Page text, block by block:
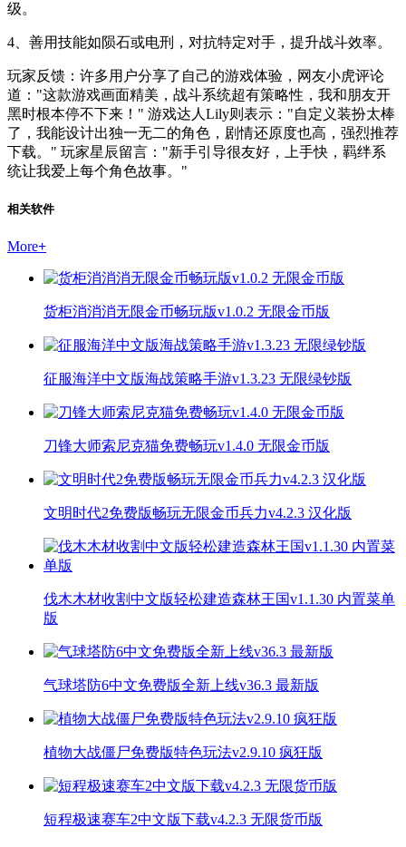
级。
4、善用技能如陨石或电刑，对抗特定对手，提升战斗效率。
玩家反馈：许多用户分享了自己的游戏体验，网友小虎评论
道："这款游戏画面精美，战斗系统超有策略性，我和朋友开
黑时根本停不下来！" 游戏达人Lily则表示："自定义装扮太棒
了，我能设计出独一无二的角色，剧情还原度也高，强烈推荐
下载。" 玩家星辰留言："新手引导很友好，上手快，羁绊系
统让我爱上每个角色故事。"
相关软件
More+
货柜消消消无限金币畅玩版v1.0.2 无限金币版
征服海洋中文版海战策略手游v1.3.23 无限绿钞版
刀锋大师索尼克猫免费畅玩v1.4.0 无限金币版
文明时代2免费版畅玩无限金币兵力v4.2.3 汉化版
伐木木材收割中文版轻松建造森林王国v1.1.30 内置菜单
版
气球塔防6中文免费版全新上线v36.3 最新版
植物大战僵尸免费版特色玩法v2.9.10 疯狂版
短程极速赛车2中文版下载v4.2.3 无限货币版